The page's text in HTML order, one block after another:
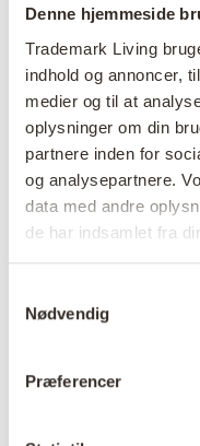
Denne hjemmeside
Trademark Living
indhold og annoncer,
medier og til at
oplysninger om din
partnere inden for
og analysepartnere.
data med andre
de har indsamlet fra
Nødvendig
Præferencer
lens På lager
Varenr:
Colli: 6 Stk
Farve:
Størrelse: H:17